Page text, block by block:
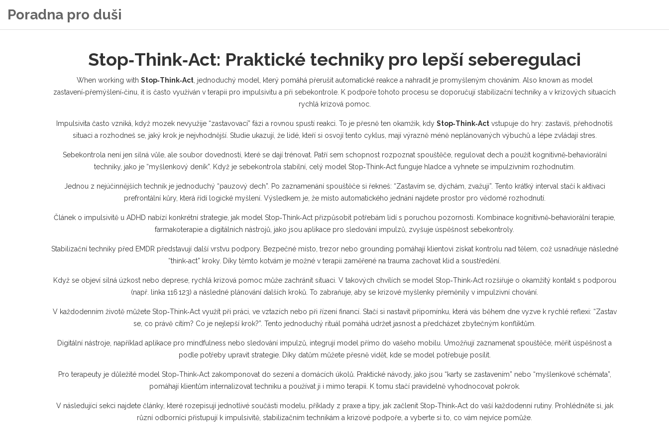
Poradna pro duši
Stop‑Think‑Act: Praktické techniky pro lepší seberegulaci
When working with Stop‑Think‑Act, jednoduchý model, který pomáhá přerušit automatické reakce a nahradit je promyšleným chováním . Also known as model
zastavení‑přemýšlení‑činu , it is často využíván v terapii pro impulsivitu a při sebekontrole . K podpoře tohoto procesu se doporučují stabilizační techniky a v krizových situacích
rychlá krizová pomoc.
Impulsivita často vzniká, když mozek nevyužije “zastavovací” fázi a rovnou spustí reakci. To je přesně ten okamžik, kdy Stop‑Think‑Act vstupuje do hry: zastavíš, přehodnotíš
situaci a rozhodneš se, jaký krok je nejvhodnější. Studie ukazují, že lidé, kteří si osvojí tento cyklus, mají výrazně méně neplánovaných výbuchů a lépe zvládají stres.
Sebekontrola není jen silná vůle, ale soubor dovedností, které se dají trénovat. Patří sem schopnost rozpoznat spouštěče, regulovat dech a použít kognitivně‑behaviorální
techniky, jako je “myšlenkový deník”. Když je sebekontrola stabilní, celý model Stop‑Think‑Act funguje hladce a vyhnete se impulzivním rozhodnutím.
Jednou z nejúčinnějších technik je jednoduchý “pauzový dech”. Po zaznamenání spouštěče si řekneš: “Zastavím se, dýchám, zvažuji”. Tento krátký interval stačí k aktivaci
prefrontální kůry, která řídí logické myšlení. Výsledkem je, že místo automatického jednání najdete prostor pro vědomé rozhodnutí.
Článek o impulsivitě u ADHD nabízí konkrétní strategie, jak model Stop‑Think‑Act přizpůsobit potřebám lidí s poruchou pozornosti. Kombinace kognitivně‑behaviorální terapie,
farmakoterapie a digitálních nástrojů, jako jsou aplikace pro sledování impulzů, zvyšuje úspěšnost sebekontroly.
Stabilizační techniky před EMDR představují další vrstvu podpory. Bezpečné místo, trezor nebo grounding pomáhají klientovi získat kontrolu nad tělem, což usnadňuje následné
“think‑act” kroky. Díky těmto kotvám je možné v terapii zaměřené na trauma zachovat klid a soustředění.
Když se objeví silná úzkost nebo deprese, rychlá krizová pomoc může zachránit situaci. V takových chvílích se model Stop‑Think‑Act rozšiřuje o okamžitý kontakt s podporou
(např. linka 116 123) a následné plánování dalších kroků. To zabraňuje, aby se krizové myšlenky přeměnily v impulzivní chování.
V každodenním životě můžete Stop‑Think‑Act využít při práci, ve vztazích nebo při řízení financí. Stačí si nastavit připomínku, která vás během dne vyzve k rychlé reflexi: “Zastav
se, co právě cítím? Co je nejlepší krok?”. Tento jednoduchý rituál pomáhá udržet jasnost a předcházet zbytečným konfliktům.
Digitální nástroje, například aplikace pro mindfulness nebo sledování impulzů, integrují model přímo do vašeho mobilu. Umožňují zaznamenat spouštěče, měřit úspěšnost a
podle potřeby upravit strategie. Díky datům můžete přesně vidět, kde se model potřebuje posílit.
Pro terapeuty je důležité model Stop‑Think‑Act zakomponovat do sezení a domácích úkolů. Praktické návody, jako jsou “karty se zastavením” nebo “myšlenkové schémata”,
pomáhají klientům internalizovat techniku a používat ji i mimo terapii. K tomu stačí pravidelně vyhodnocovat pokrok.
V následující sekci najdete články, které rozepisují jednotlivé součásti modelu, příklady z praxe a tipy, jak začlenit Stop‑Think‑Act do vaší každodenní rutiny. Prohlédněte si, jak
různí odborníci přistupují k impulsivitě, stabilizačním technikám a krizové podpoře, a vyberte si to, co vám nejvíce pomůže.